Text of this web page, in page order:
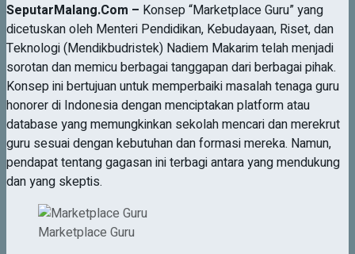
SeputarMalang.Com – Konsep “Marketplace Guru” yang
dicetuskan oleh Menteri Pendidikan, Kebudayaan, Riset, dan
Teknologi (Mendikbudristek) Nadiem Makarim telah menjadi
sorotan dan memicu berbagai tanggapan dari berbagai pihak.
Konsep ini bertujuan untuk memperbaiki masalah tenaga guru
honorer di Indonesia dengan menciptakan platform atau
database yang memungkinkan sekolah mencari dan merekrut
guru sesuai dengan kebutuhan dan formasi mereka. Namun,
pendapat tentang gagasan ini terbagi antara yang mendukung
dan yang skeptis.
Marketplace Guru